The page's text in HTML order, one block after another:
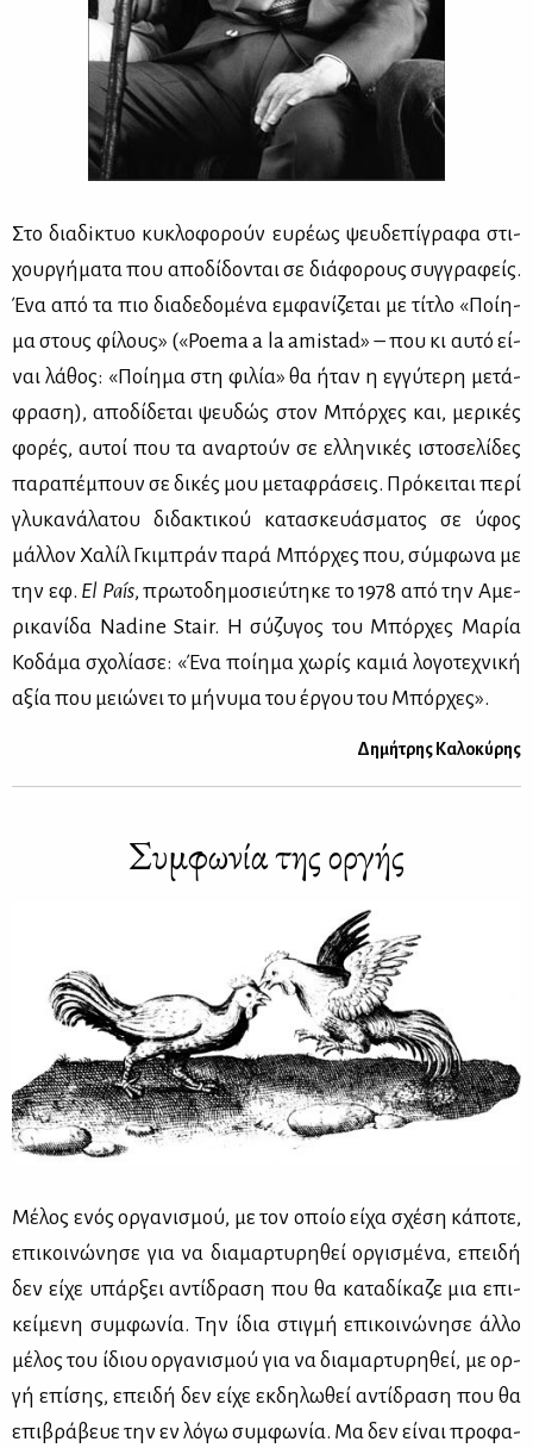
Στο δια­δiκτυο κυ­κλο­φο­ρούν ευ­ρέ­ως ψευ­δε­πί­γρα­φα στι­
χουρ­γή­μα­τα που απο­δί­δο­νται σε διά­φο­ρους συγ­γρα­φείς.
Ένα από τα πιο δια­δε­δο­μέ­να εμ­φα­νί­ζε­ται με τί­τλο «Ποί­η­
μα στους φί­λους» («Poema a la amistad» – που κι αυ­τό εί­
ναι λά­θος: «Ποί­η­μα στη φι­λία» θα ήταν η εγ­γύ­τε­ρη με­τά­
φρα­ση), απο­δί­δε­ται ψευ­δώς στον Μπόρ­χες και, με­ρι­κές
φο­ρές, αυ­τοί που τα αναρ­τούν σε ελ­λη­νι­κές ιστο­σε­λί­δες
πα­ρα­πέ­μπουν σε δι­κές μου με­τα­φρά­σεις. Πρό­κει­ται πε­ρί
γλυ­κα­νά­λα­του δι­δα­κτι­κού κα­τα­σκευά­σμα­τος σε ύφος
μάλ­λον Χα­λίλ Γκι­μπράν πα­ρά Μπόρ­χες που, σύμ­φω­να με
την εφ. Εl País, πρω­το­δη­μο­σιεύ­τη­κε το 1978 από την Αμε­
ρι­κα­νί­δα Nadine Stair. Η σύ­ζυ­γος του Μπόρ­χες Μα­ρία
Κο­δά­μα σχο­λί­α­σε: «Ένα ποί­η­μα χω­ρίς κα­μιά λο­γο­τε­χνι­κή
αξία που μειώ­νει το μή­νυ­μα του έρ­γου του Μπόρ­χες».
Δη­μή­τρης Κα­λο­κύ­ρης
Συμ­φω­νία της ορ­γής
Μέ­λος ενός ορ­γα­νι­σμού, με τον οποίο εί­χα σχέ­ση κά­πο­τε,
επι­κοι­νώ­νη­σε για να δια­μαρ­τυ­ρη­θεί ορ­γι­σμέ­να, επει­δή
δεν εί­χε υπάρ­ξει αντί­δρα­ση που θα κα­τα­δί­κα­ζε μια επι­
κεί­με­νη συμ­φω­νία. Την ίδια στιγ­μή επι­κοι­νώ­νη­σε άλ­λο
μέ­λος του ίδιου ορ­γα­νι­σμού για να δια­μαρ­τυ­ρη­θεί, με ορ­
γή επί­σης, επει­δή δεν εί­χε εκ­δη­λω­θεί αντί­δρα­ση που θα
επι­βρά­βευε την εν λό­γω συμ­φω­νία. Μα δεν εί­ναι προ­φα­